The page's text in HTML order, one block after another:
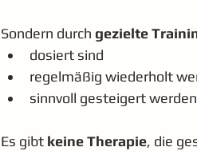
Sondern durch gezielte
dosiert sind
regelmäßig wiederholt
sinnvoll gesteigert werden
Es gibt keine Therapie, die